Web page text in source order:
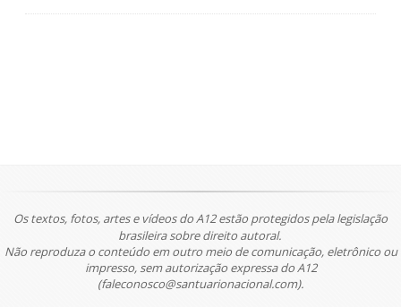
Os textos, fotos, artes e vídeos do A12 estão protegidos pela legislação
brasileira sobre direito autoral.
Não reproduza o conteúdo em outro meio de comunicação, eletrônico ou
impresso, sem autorização expressa do A12
(faleconosco@santuarionacional.com).